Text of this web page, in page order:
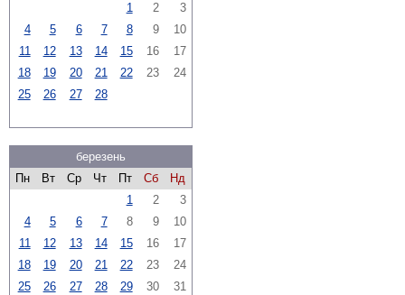
1
2
3
4
5 6 7 8 9
10
11
12 13 14 15 16
17
18
19 20 21 22 23
24
25
26 27 28
березень
Пн
Вт Ср Чт Пт Сб
Нд
1
2
3
4
5 6 7 8 9
10
11
12 13 14 15 16
17
18
19 20 21 22 23
24
25
26 27 28 29 30 31